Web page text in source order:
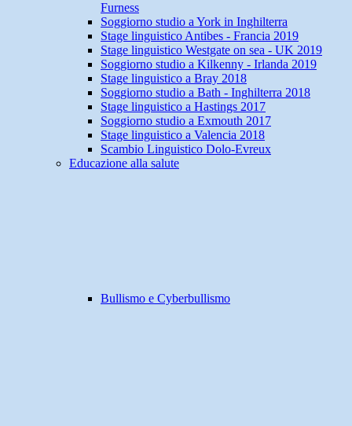
Furness
Soggiorno studio a York in Inghilterra
Stage linguistico Antibes - Francia 2019
Stage linguistico Westgate on sea - UK 2019
Soggiorno studio a Kilkenny - Irlanda 2019
Stage linguistico a Bray 2018
Soggiorno studio a Bath - Inghilterra 2018
Stage linguistico a Hastings 2017
Soggiorno studio a Exmouth 2017
Stage linguistico a Valencia 2018
Scambio Linguistico Dolo-Evreux
Educazione alla salute
Bullismo e Cyberbullismo